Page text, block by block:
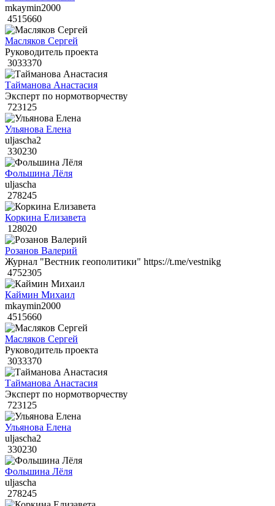
mkaymin2000
4515660
Масляков Сергей
Руководитель проекта
3033370
Тайманова Анастасия
Эксперт по нормотворчеству
723125
Ульянова Елена
uljascha2
330230
Фольшина Лёля
uljascha
278245
Коркина Елизавета
128020
Розанов Валерий
Журнал "Вестник геополитики" https://t.me/vestnikg
4752305
Каймин Михаил
mkaymin2000
4515660
Масляков Сергей
Руководитель проекта
3033370
Тайманова Анастасия
Эксперт по нормотворчеству
723125
Ульянова Елена
uljascha2
330230
Фольшина Лёля
uljascha
278245